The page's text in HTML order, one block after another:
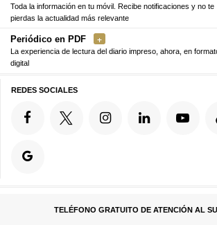
Toda la información en tu móvil. Recibe notificaciones y no te
pierdas la actualidad más relevante
Periódico en PDF
La experiencia de lectura del diario impreso, ahora, en
digital
REDES SOCIALES
TELÉFONO GRATUITO DE ATENCIÓN AL